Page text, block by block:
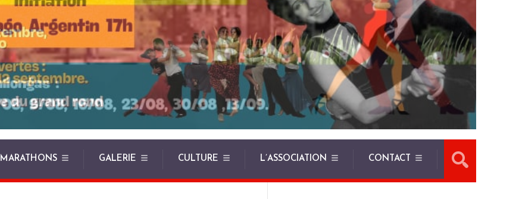
MARATHONS GALERIE CULTURE L’ASSOCIATION CONTACT